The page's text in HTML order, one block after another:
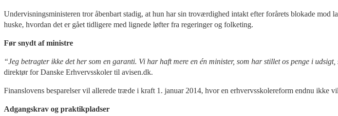
Undervisningsministeren tror åbenbart stadig, at hun har sin troværdighed intakt efter forårets blokade
huske, hvordan det er gået tidligere med lignede løfter fra regeringer og folketing.
Før snydt af ministre
“Jeg betragter ikke det her som en garanti. Vi har haft mere en én minister, som har stillet os penge i
direktør for Danske Erhvervsskoler til avisen.dk.
Finanslovens besparelser vil allerede træde i kraft 1. januar 2014, hvor en erhvervsskolereform endnu
Adgangskrav og praktikpladser